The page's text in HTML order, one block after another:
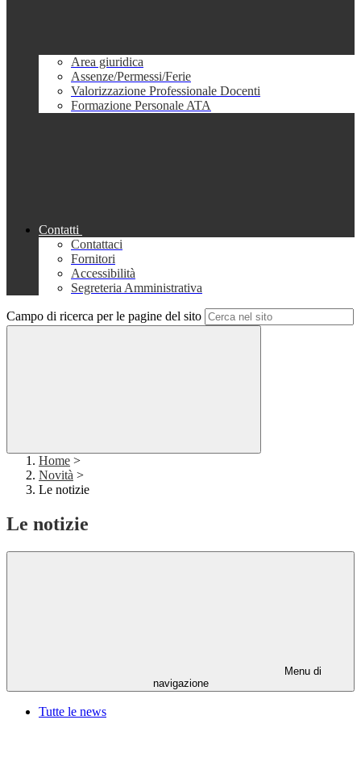
Area giuridica
Assenze/Permessi/Ferie
Valorizzazione Professionale Docenti
Formazione Personale ATA
Contatti
Contattaci
Fornitori
Accessibilità
Segreteria Amministrativa
Campo di ricerca per le pagine del sito
Home >
Novità >
Le notizie
Le notizie
Menu di
navigazione
Tutte le news